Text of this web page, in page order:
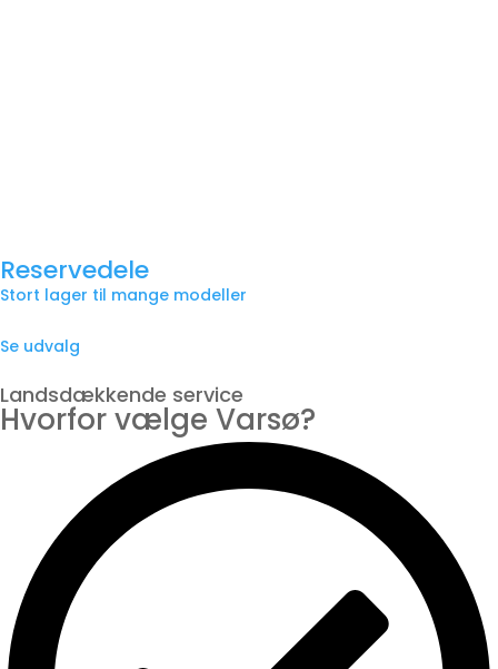
Reservedele
Stort lager til mange modeller
Se udvalg
Landsdækkende service
Hvorfor vælge Varsø?